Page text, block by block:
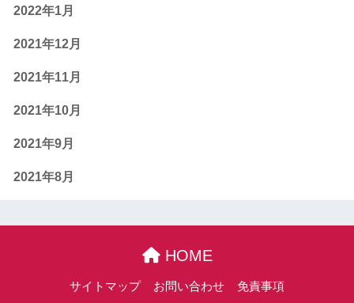
2022年1月
2021年12月
2021年11月
2021年10月
2021年9月
2021年8月
HOME
サイトマップ お問い合わせ 免責事項